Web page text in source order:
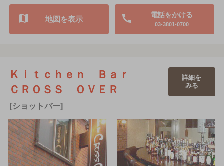
電話をかける
03-3801-0700
地図を表示
Ｋｉｔｃｈｅｎ Ｂａｒ
ＣＲＯＳＳ ＯＶＥＲ
[ショットバー]
詳細を
みる